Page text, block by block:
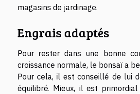
magasins de jardinage.
Engrais adaptés
Pour rester dans une bonne
croissance normale, le bonsaï a
Pour cela, il est conseillé de lui
équilibré. Mieux, il est